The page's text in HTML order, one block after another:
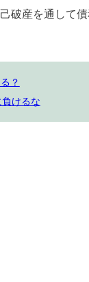
破産を通して
？
けるな